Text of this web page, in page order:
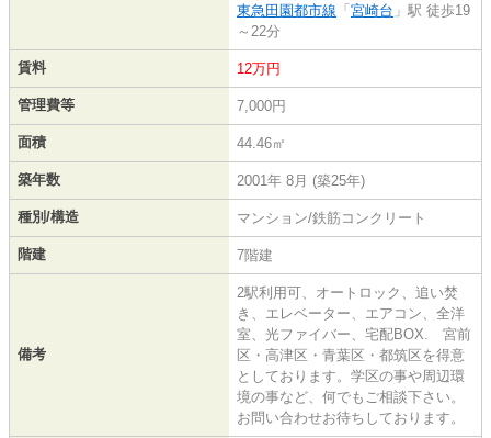
東急田園都市線 「 宮崎台 」駅 徒歩19
～22分
賃料 12万円
管理費等 7,000円
面積 44.46㎡
築年数 2001年 8月 (築25年)
種別/構造 マンション/鉄筋コンクリート
階建 7階建
備考
2駅利用可、オートロック、追い焚
き、エレベーター、エアコン、全洋
室、光ファイバー、宅配BOX. 宮前
区・高津区・青葉区・都筑区を得意
としております。学区の事や周辺環
境の事など、何でもご相談下さい。
お問い合わせお待ちしております。